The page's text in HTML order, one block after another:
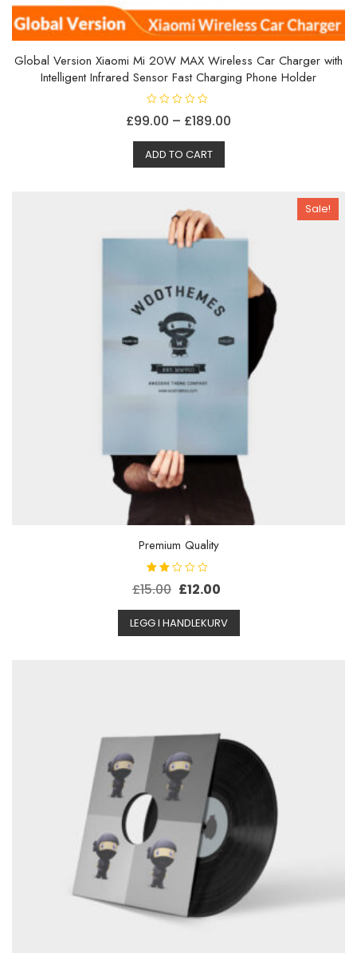
Global Version Xiaomi Mi 20W MAX Wireless Car Charger with
Intelligent Infrared Sensor Fast Charging Phone Holder
u
d
e
t
£99.00 – £189.00
ADD TO CART
Dette
Alternativene
velges
produktsiden
Sale!
Premium Quality
rt
av 5
£15.00 Opprinnelig
pris
var:
£12.00
pris
er:
LEGG I HANDLEKURV